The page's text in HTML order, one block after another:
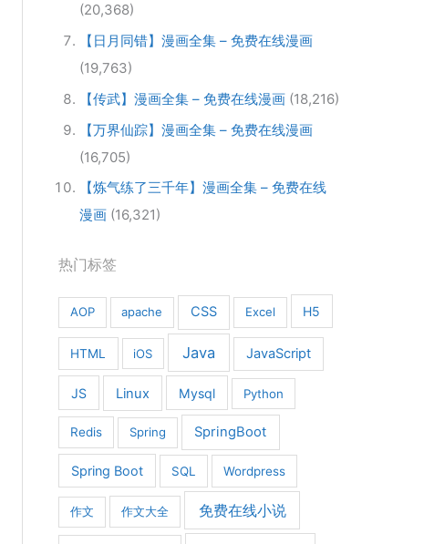
(20,368)
【日月同错】漫画全集 – 免费在线漫画
(19,763)
【传武】漫画全集 – 免费在线漫画 (18,216)
【万界仙踪】漫画全集 – 免费在线漫画
(16,705)
【炼气练了三千年】漫画全集 – 免费在线
漫画 (16,321)
热门标签
AOP apache CSS Excel H5
HTML iOS Java JavaScript
JS Linux Mysql Python
Redis Spring SpringBoot
Spring Boot SQL Wordpress
作文 作文大全 免费在线小说